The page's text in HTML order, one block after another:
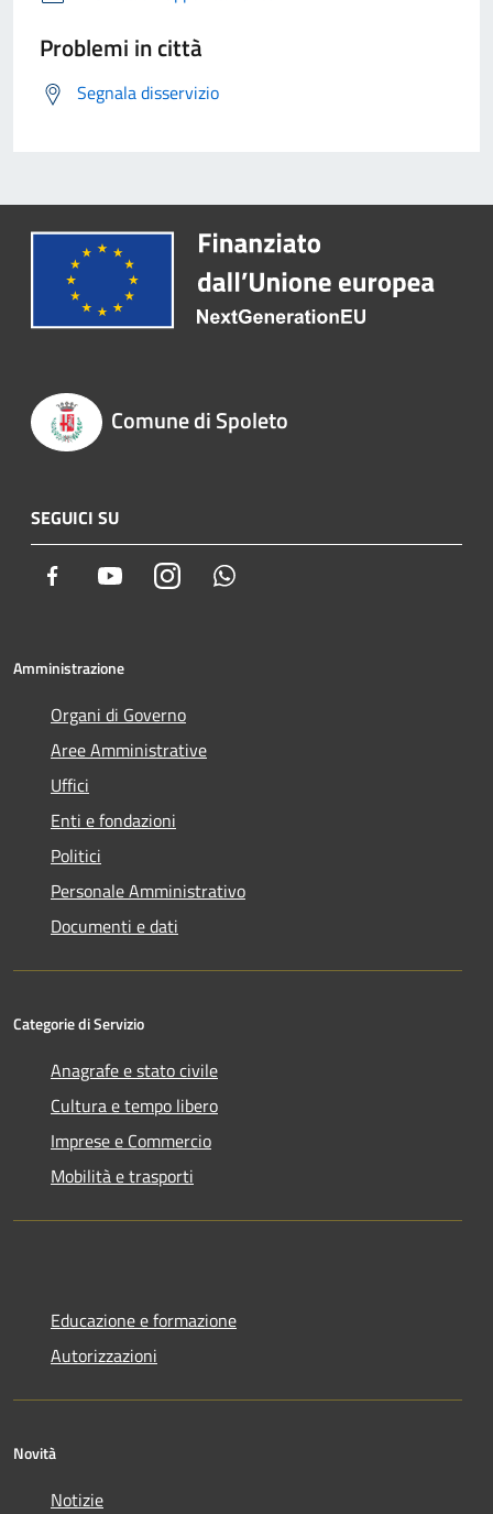
Problemi in città
Segnala disservizio
Comune di Spoleto
SEGUICI SU
Facebook YoutubeInstagram
Amministrazione
Organi di Governo
Aree Amministrative
Uffici
Enti e fondazioni
Politici
Personale Amministrativo
Documenti e dati
Categorie di Servizio
Anagrafe e stato civile
Cultura e tempo libero
Imprese e Commercio
Mobilità e trasporti
Educazione e formazione
Autorizzazioni
Novità
Notizie